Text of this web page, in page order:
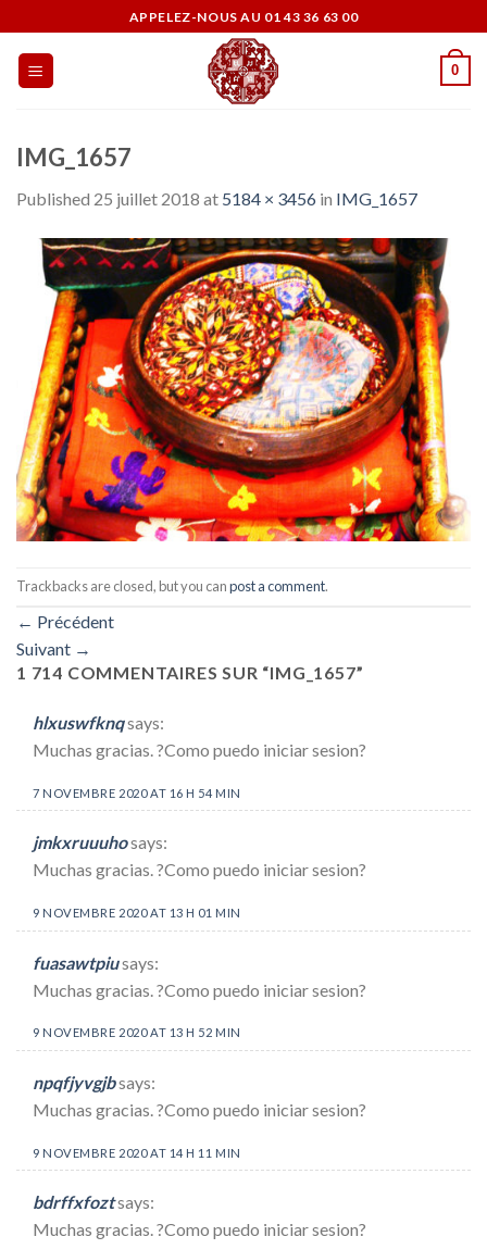
to
content
APPELEZ-NOUS AU 01 43 36 63 00
0
IMG_1657
Published 25 juillet 2018 at 5184 × 3456 in IMG_1657
Trackbacks are closed, but you canpost a comment.
← Précédent
Suivant →
1 714 COMMENTAIRES SUR “IMG_1657”
hlxuswfknqsays:
Muchas gracias. ?Como puedo iniciar sesion?
7 NOVEMBRE 2020 AT 16 H 54 MIN
jmkxruuuhosays:
Muchas gracias. ?Como puedo iniciar sesion?
9 NOVEMBRE 2020 AT 13 H 01 MIN
fuasawtpiusays:
Muchas gracias. ?Como puedo iniciar sesion?
9 NOVEMBRE 2020 AT 13 H 52 MIN
npqfjyvgjbsays:
Muchas gracias. ?Como puedo iniciar sesion?
9 NOVEMBRE 2020 AT 14 H 11 MIN
bdrffxfoztsays:
Muchas gracias. ?Como puedo iniciar sesion?